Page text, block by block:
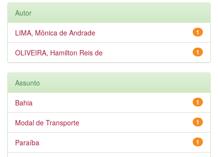
Autor
1
LIMA, Mônica de Andrade
1
OLIVEIRA, Hamilton Reis de
Assunto
1
Bahia
1
Modal de Transporte
1
Paraíba